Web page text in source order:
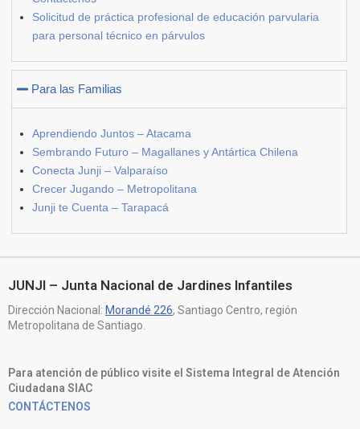
Solicitud de práctica profesional de educación parvularia
para personal técnico en párvulos
Para las Familias
Aprendiendo Juntos – Atacama
Sembrando Futuro – Magallanes y Antártica Chilena
Conecta Junji – Valparaíso
Crecer Jugando – Metropolitana
Junji te Cuenta – Tarapacá
JUNJI – Junta Nacional de Jardines Infantiles
Dirección Nacional: Morandé 226, Santiago Centro, región
Metropolitana de Santiago.
Para atención de público visite el Sistema Integral de Atención
Ciudadana SIAC
CONTÁCTENOS